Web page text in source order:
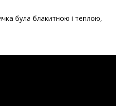
була блакитною і теплою,